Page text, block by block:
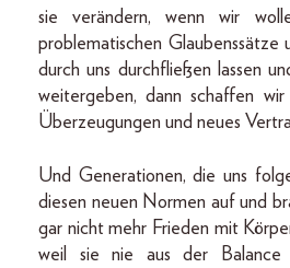
sie verändern, wenn wir
problematischen Glaubenssätze
durch uns durchfließen lassen
weitergeben, dann schaffen
Überzeugungen und neues
Und Generationen, die uns
diesen neuen Normen auf und
gar nicht mehr Frieden mit
weil sie nie aus der Balance